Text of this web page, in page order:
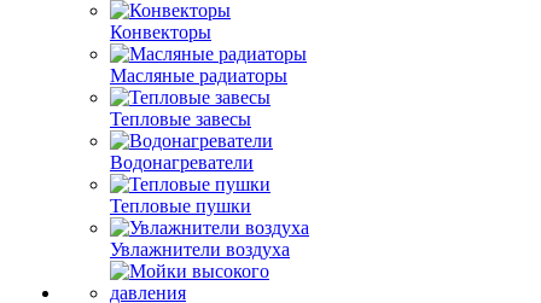
Конвекторы
Масляные радиаторы
Тепловые завесы
Водонагреватели
Тепловые пушки
Увлажнители воздуха